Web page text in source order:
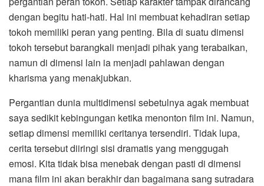
dengan begitu hati-hati. Hal ini membuat kehadiran setiap
tokoh memiliki peran yang penting. Bila di suatu dimensi
tokoh tersebut barangkali menjadi pihak yang terabaikan,
namun di dimensi lain ia menjadi pahlawan dengan
kharisma yang menakjubkan.
Pergantian dunia multidimensi sebetulnya agak membuat
saya sedikit kebingungan ketika menonton film ini. Namun,
setiap dimensi memiliki ceritanya tersendiri. Tidak lupa,
cerita tersebut diiringi sisi dramatis yang menggugah
emosi. Kita tidak bisa menebak dengan pasti di dimensi
mana film ini akan berakhir dan bagaimana sang sutradara